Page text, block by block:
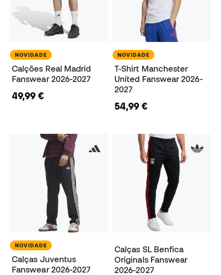
NOVIDADE
Calções Real Madrid
Fanswear 2026-2027
49,99 €
NOVIDADE
T-Shirt Manchester
United Fanswear 2026-
2027
54,99 €
NOVIDADE
Calças Juventus
Fanswear 2026-2027
Calças SL Benfica
Originals Fanswear
2026-2027